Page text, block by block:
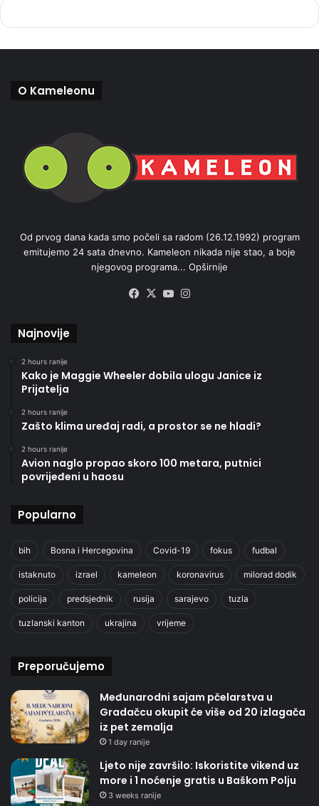
O Kameleonu
Od prvog dana kada smo počeli sa radom (26.12.1992) program
emitujemo 24 sata dnevno. Kameleon nikada nije stao, a boje
njegovog programa... Opširnije
Facebook
X YouTube
Najnovije
2 hours ranije
Kako je Maggie Wheeler dobila ulogu Janice iz
Prijatelja
2 hours ranije
Zašto klima uređaj radi, a prostor se ne hladi?
2 hours ranije
Avion naglo propao skoro 100 metara, putnici
povrijeđeni u haosu
Popularno
bih Bosna i Hercegovina Covid-19 fokus fudbal
istaknuto izrael kameleon koronavirus milorad dodik
policija predsjednik rusija sarajevo tuzla
tuzlanski kanton ukrajina vrijeme
Preporučujemo
Međunarodni sajam pčelarstva u
Gradačcu okupit će više od 20 izlagača
iz pet zemalja
1 day ranije
Ljeto nije završilo: Iskoristite vikend uz
more i 1 noćenje gratis u Baškom Polju
3 weeks ranije